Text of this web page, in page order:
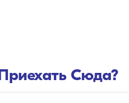
Сюда?